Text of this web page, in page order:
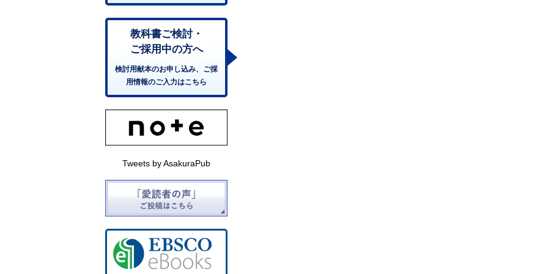
教科書ご検討・
ご採用中の方へ
検討用献本のお申し込み、ご採
用情報のご入力はこちら
Tweets by AsakuraPub